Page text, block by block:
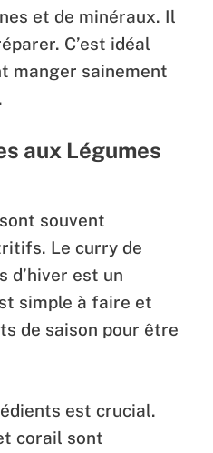
et de minéraux. Il
C’est idéal
manger sainement
aux Légumes
souvent
Le curry de
d’hiver est un
simple à faire et
de saison pour être
est crucial.
corail sont